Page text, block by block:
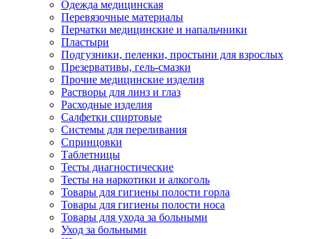
Одежда медицинская
Перевязочные материалы
Перчатки медицинские и напальчники
Пластыри
Подгузники, пеленки, простыни для взрослых
Презервативы, гель-смазки
Прочие медицинские изделия
Растворы для линз и глаз
Расходные изделия
Салфетки спиртовые
Системы для переливания
Спринцовки
Таблетницы
Тесты диагностические
Тесты на наркотики и алкоголь
Товары для гигиены полости горла
Товары для гигиены полости носа
Товары для ухода за больными
Уход за больными